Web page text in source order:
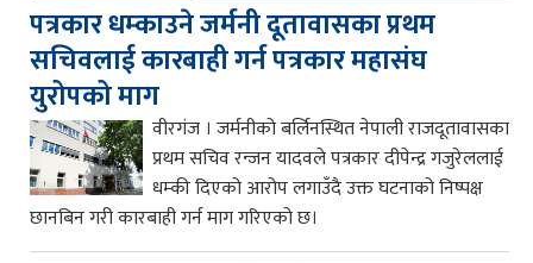
पत्रकार धम्काउने जर्मनी दूतावासका प्रथम
सचिवलाई कारबाही गर्न पत्रकार महासंघ
युरोपको माग
वीरगंज । जर्मनीको बर्लिनस्थित नेपाली राजदूतावासका
प्रथम सचिव रन्जन यादवले पत्रकार दीपेन्द्र गजुरेललाई
धम्की दिएको आरोप लगाउँदै उक्त घटनाको निष्पक्ष
छानबिन गरी कारबाही गर्न माग गरिएको छ।